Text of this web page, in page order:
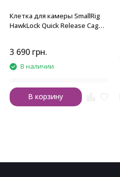
Клетка для камеры SmallRig
HawkLock Quick Release Cage
3 690 грн.
В наличии
В корзину